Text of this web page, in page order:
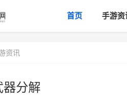
首页 手游资
资讯
器分解